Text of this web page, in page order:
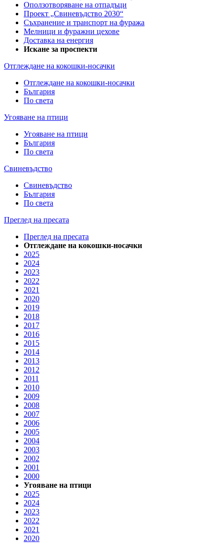
Оползотворяване на отпадъци
Проект „Свиневъдство 2030“
Съхранение и транспорт на фуража
Мелници и фуражни цехове
Доставка на енергия
Искане за проспекти
Отглеждане на кокошки-носачки
Отглеждане на кокошки-носачки
България
По света
Угояване на птици
Угояване на птици
България
По света
Свиневъдство
Свиневъдство
България
По света
Преглед на пресата
Преглед на пресата
Отглеждане на кокошки-носачки
2025
2024
2023
2022
2021
2020
2019
2018
2017
2016
2015
2014
2013
2012
2011
2010
2009
2008
2007
2006
2005
2004
2003
2002
2001
2000
Угояване на птици
2025
2024
2023
2022
2021
2020